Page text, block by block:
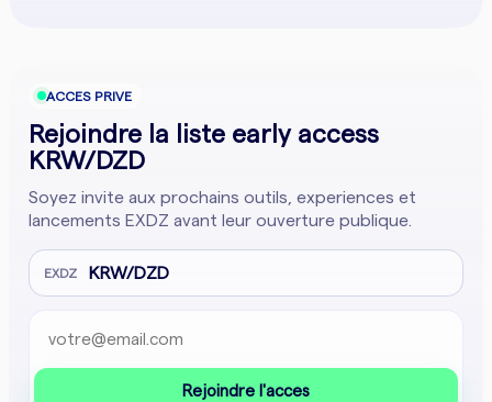
ACCES PRIVE
Rejoindre la liste early access
KRW/DZD
Soyez invite aux prochains outils, experiences et
lancements EXDZ avant leur ouverture publique.
EXDZ KRW/DZD
Adresse email
Company website
Rejoindre l'acces